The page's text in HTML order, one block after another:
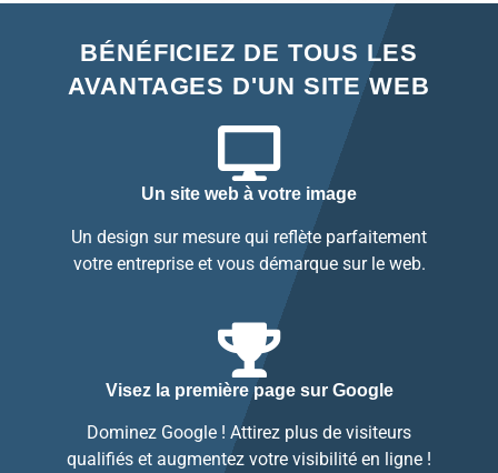
BÉNÉFICIEZ DE TOUS LES
AVANTAGES D'UN SITE WEB
Un site web à votre image
Un design sur mesure qui reflète parfaitement
votre entreprise et vous démarque sur le web.
Visez la première page sur Google
Dominez Google ! Attirez plus de visiteurs
qualifiés et augmentez votre visibilité en ligne !